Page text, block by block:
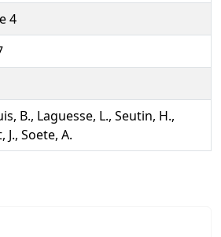
4
B., Laguesse, L., Seutin, H.,
J., Soete, A.